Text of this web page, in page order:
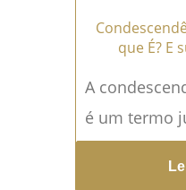
que É? E
A
é um termo
envolve o
omissão